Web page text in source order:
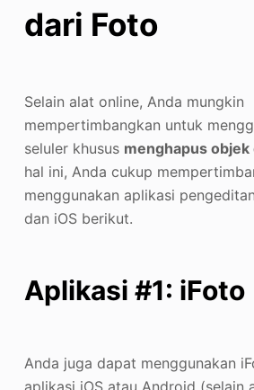
dari Foto
Selain alat online, Anda mungkin
mempertimbangkan untuk
seluler khusus menghapus
hal ini, Anda cukup
menggunakan aplikasi
dan iOS berikut.
Aplikasi #1: iFoto
Anda juga dapat menggunakan
aplikasi iOS atau Android (selain